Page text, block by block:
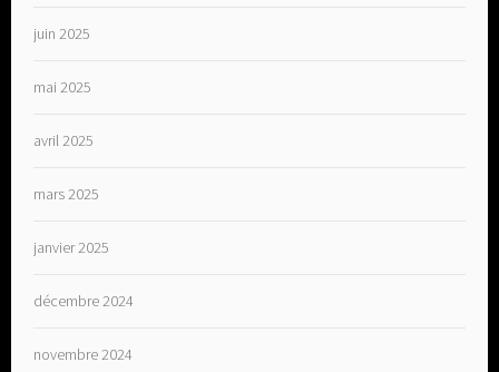
juin 2025
mai 2025
avril 2025
mars 2025
janvier 2025
décembre 2024
novembre 2024